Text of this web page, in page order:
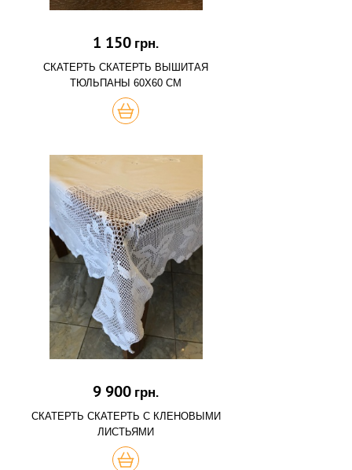
1 150 грн.
СКАТЕРТЬ СКАТЕРТЬ ВЫШИТАЯ
ТЮЛЬПАНЫ 60Х60 СМ
КУПИТЬ
9 900 грн.
СКАТЕРТЬ СКАТЕРТЬ С КЛЕНОВЫМИ
ЛИСТЬЯМИ
КУПИТЬ